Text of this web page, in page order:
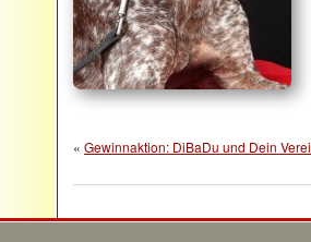
« Gewinnaktion: DiBaDu und Dein